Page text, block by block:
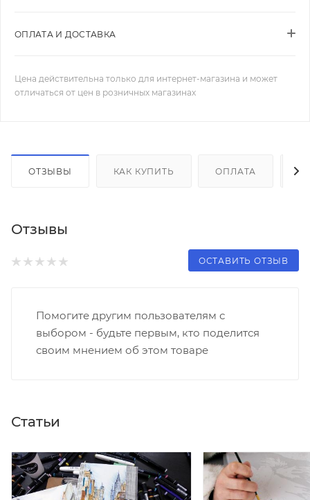
ОПЛАТА И ДОСТАВКА
Цена действительна только для интернет-магазина и может
отличаться от цен в розничных магазинах
ОТЗЫВЫ КАК КУПИТЬ ОПЛАТА
Отзывы
ОСТАВИТЬ ОТЗЫВ
Помогите другим пользователям с
выбором - будьте первым, кто поделится
своим мнением об этом товаре
Статьи